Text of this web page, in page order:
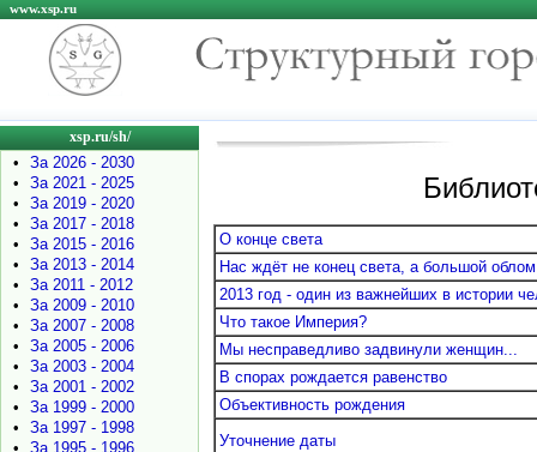
www.xsp.ru
xsp.ru/sh/
•
За 2026 - 2030
•
За 2021 - 2025
•
За 2019 - 2020
•
За 2017 - 2018
•
За 2015 - 2016
•
За 2013 - 2014
•
За 2011 - 2012
•
За 2009 - 2010
•
За 2007 - 2008
•
За 2005 - 2006
•
За 2003 - 2004
•
За 2001 - 2002
•
За 1999 - 2000
•
За 1997 - 1998
•
За 1995 - 1996
О конце света
Нас ждёт не конец света, а большой
2013 год - один из важнейших в истории
Что такое Империя?
Мы несправедливо задвинули женщин...
В спорах рождается равенство
Объективность рождения
Уточнение даты